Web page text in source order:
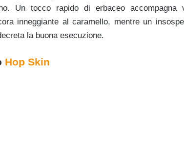
Un tocco rapido di erbaceo accompagna
inneggiante al caramello, mentre un
la buona esecuzione.
Hop Skin